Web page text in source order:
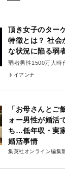
頂き女子のター
特徴とは？ 社会
な状況に陥る弱
弱者男性1500万人時
トイアンナ
「お母さんとご
ォー男性が婚活
ち…低年収・実
婚活事情
集英社オンライン編集